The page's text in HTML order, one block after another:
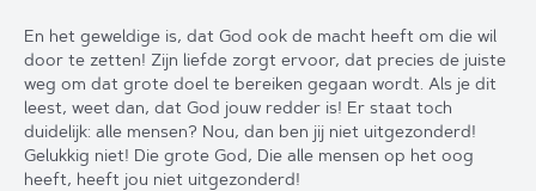
En het geweldige is, dat God ook de macht heeft om die wil
door te zetten! Zijn liefde zorgt ervoor, dat precies de juiste
weg om dat grote doel te bereiken gegaan wordt. Als je dit
leest, weet dan, dat God jouw redder is! Er staat toch
duidelijk: alle mensen? Nou, dan ben jij niet uitgezonderd!
Gelukkig niet! Die grote God, Die alle mensen op het oog
heeft, heeft jou niet uitgezonderd!